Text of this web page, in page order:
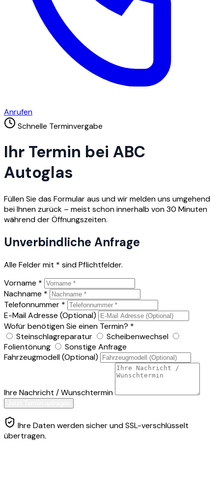
Anrufen
Schnelle Terminvergabe
Ihr Termin bei ABC
Autoglas
Füllen Sie das Formular aus und wir melden uns umgehend
bei Ihnen zurück – meist schon innerhalb von 30 Minuten
während der Öffnungszeiten.
Unverbindliche Anfrage
Alle Felder mit * sind Pflichtfelder.
Vorname *
Nachname *
Telefonnummer *
E-Mail Adresse (Optional)
Wofür benötigen Sie einen Termin? *
Steinschlagreparatur
Scheibenwechsel
Folientönung
Sonstige Anfrage
Fahrzeugmodell (Optional)
Ihre Nachricht / Wunschtermin
Ihre Daten werden sicher und SSL-verschlüsselt
übertragen.